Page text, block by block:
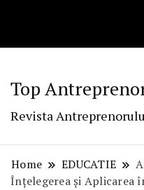
Top
Revista
Home EDUCATIE
Înțelegerea și Aplicarea